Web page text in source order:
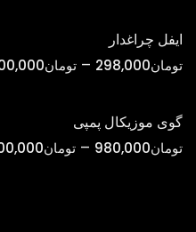
ایفل چراغدار
تومان298,000
– تومان
گوی موزیکال پمپی
تومان980,000
– تومان